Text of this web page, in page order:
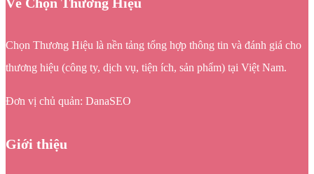
Chọn Thương Hiệu là nền tảng tổng hợp thông tin và đánh giá cho
thương hiệu (công ty, dịch vụ, tiện ích, sản phẩm) tại Việt Nam.
Đơn vị chủ quản: DanaSEO
Giới thiệu